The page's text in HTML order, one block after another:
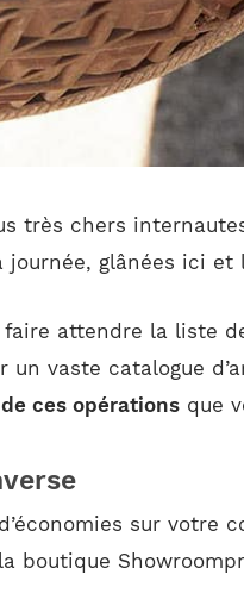
très chers
journée, glânées ici
attendre la liste
un vaste catalogue
ces opérations que
d’économies sur
boutique